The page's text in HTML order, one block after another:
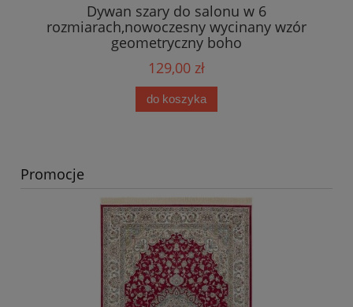
Dywan szary do salonu w 6
rozmiarach,nowoczesny wycinany wzór
geometryczny boho
129,00 zł
do koszyka
Promocje